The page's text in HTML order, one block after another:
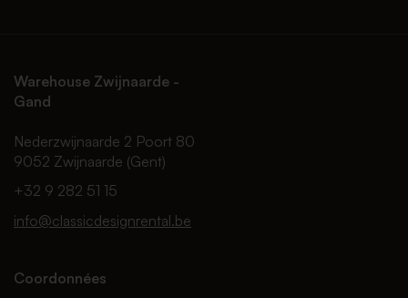
Warehouse Zwijnaarde -
Gand
Nederzwijnaarde 2 Poort 80
9052 Zwijnaarde (Gent)
+32 9 282 51 15
info@classicdesignrental.be
Coordonnées